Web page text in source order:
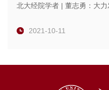
北大经院学者 | 董志勇：大力
2021-10-11